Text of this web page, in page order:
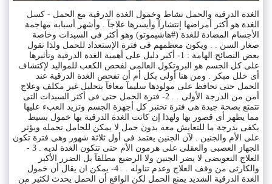
الغدة الدرقية والحمل نشاط وخمول الغدة الدرقية مع الحمل - كسل
الغدة هو أكثر أمراضها إنتشارآ وأيسرها علاجآ . وأشهر أسبابه مهاجمة
الأجسام المضادة للغدة (#هاشيموتو) وهو أكثر فى السيدات وخاصة
صغار السن . . ويكون معظمهم فى فترة الإستعداد للحمل ولذا نقول
بعض النصائح الهامة : 1- أكبر دليل على أهمية الغدة الدرقية وتأثيرها
على كل الجسم هو البروتكول العالمى لفحص الكعب للمواليد لإكتشاف
أى خلل مبكر . ومن هنا أولى بكل أم أن تفحص الغدة الدرقية عند
الحمل حتى تحافظ على مولودها سليمآ معافآ بتحليل غير مكلف وعلاج
أمن من الدرجة الأولى . . 2- فترة الحمل حتى فى أكثر السيدات التى
تتمتع بصحة جيدة هى فترة تختبر كل أجهزة الجسم وتزيد العبء عليها
مما يظهر أى قصور بها ولهذا إن كانت الغدة الدرقية بها خمول بسيط
يكفى بدرجة ما للتعايش معه بدون حمل لا يمكن للحامل تحمله ويؤثر
على الأم والجنين . لآن الجنين يعتمد فى أول ثلاثة شهور وهى فترة تكون
الجهاز العصبى والعقلى على هرمون الأم حتى تتكون الغدة لديه . 3 -
العلاج التعويضى لا يضر الجنين ولا الرضيع مطلقآ بل الضرر الأكبر
والكارثى من وقف العلاج وعدم تناوله . . 4- يمكن ان يقال أن خمول
الغدة الدرقية الشديد يمنع الحمل لكن الواقع أن الحمل يحدث لكثير من